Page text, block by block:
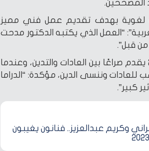
المصححين.
لغوية بهدف تقديم عمل فني مميز
“العمل الذي يكتبه الدكتور مدحت
قبل”.
ونوهت بأن مسلسلها في رمضان 2023 يقدم صراعًا بين العادات والتدين، وعندما
للعادات وننسى الدين، مؤكدة: “الدراما
كبير”.
وكريم عبدالعزيز.. فنانون يغيبون